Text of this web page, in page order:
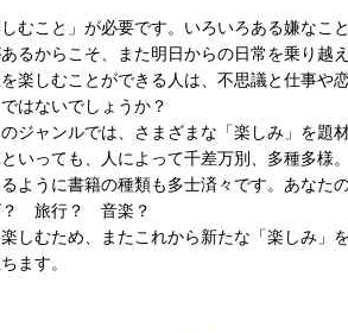
むこと」が必要です。いろいろある嫌なこ
るからこそ、また明日からの日常を乗り越
楽しむことができる人は、不思議と仕事や
はないでしょうか？
ジャンルでは、さまざまな「楽しみ」を題
いっても、人によって千差万別、多種多様
るように書籍の種類も多士済々です。あな
？ 旅行？ 音楽？
しむため、またこれから新たな「楽しみ」
ます。